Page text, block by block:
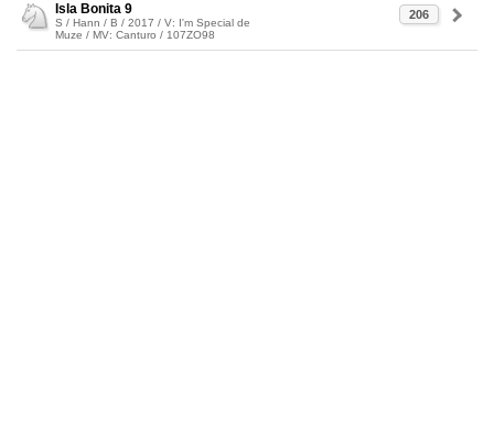
206
Isla Bonita 9
S / Hann / B / 2017 / V: I'm Special de
Muze / MV: Canturo / 107ZO98